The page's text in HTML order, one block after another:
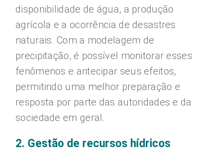
disponibilidade de água, a produção
agrícola e a ocorrência de desastres
naturais. Com a modelagem de
precipitação, é possível monitorar esses
fenômenos e antecipar seus efeitos,
permitindo uma melhor preparação e
resposta por parte das autoridades e da
sociedade em geral.
2. Gestão de recursos hídricos